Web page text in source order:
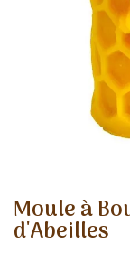
Moule à
d'Abeilles